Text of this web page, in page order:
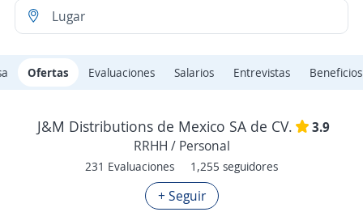
Ofertas Evaluaciones Salarios Entrevistas Beneficios
J&M Distributions de Mexico SA de CV.
3.9
RRHH / Personal
231 Evaluaciones 1,255 seguidores
+ Seguir